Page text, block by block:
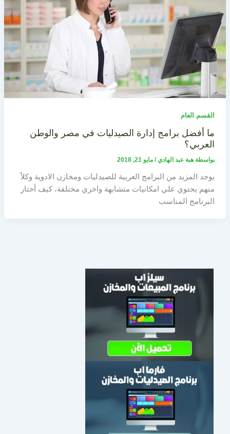
القسم العام
ما أفضل برامج إدارة الصيدليات في مصر والوطن
العربي؟
بواسطة هبة عبد الهادي/ مايو 21, 2018
يوجد المزيد من البرامج العربية للصيدليات ومخازن الادوية وكلاً
منهم يحتوي علي امكانيات متشابهة واخري مختلفة، كيف أختار
البرنامج المناسب